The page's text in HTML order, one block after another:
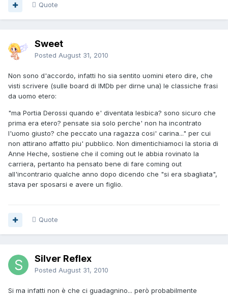
Quote
Sweet
Posted August 31, 2010
Non sono d'accordo, infatti ho sia sentito uomini etero dire, che
visti scrivere (sulle board di IMDb per dirne una) le classiche frasi
da uomo etero:
"ma Portia Derossi quando e' diventata lesbica? sono sicuro che
prima era etero? pensate sia solo perche' non ha incontrato
l'uomo giusto? che peccato una ragazza cosi' carina..." per cui
non attirano affatto piu' pubblico. Non dimentichiamoci la storia di
Anne Heche, sostiene che il coming out le abbia rovinato la
carriera, pertanto ha pensato bene di fare coming out
all'incontrario qualche anno dopo dicendo che "si era sbagliata",
stava per sposarsi e avere un figlio.
Quote
Silver Reflex
Posted August 31, 2010
Si ma infatti non è che ci guadagnino... però probabilmente